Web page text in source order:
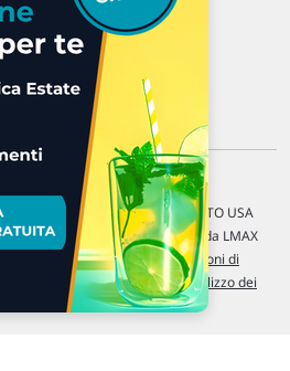
e segnalazioni
Contattaci
Italia s.r.l.
differite di 15 min. / MERCATO USA
/ FOREX Quotazioni fornite da LMAX
delle nostreCondizioni di
Politiche sulla privacye dell'Utilizzo dei